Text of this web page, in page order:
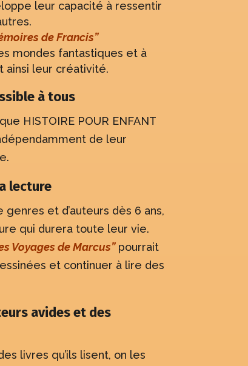
leur capacité à ressentir
de Francis”
mondes fantastiques et à
ainsi leur créativité.
à tous
HISTOIRE POUR ENFANT
de leur
lecture
et d’auteurs dès 6 ans,
qui durera toute leur vie.
Voyages de Marcus”pourrait
et continuer à lire des
avides et des
livres qu’ils lisent, on les